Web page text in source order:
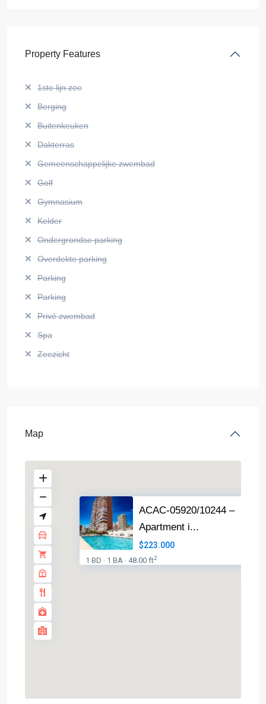
Property Features
1ste lijn zee
Berging
Buitenkeuken
Dakterras
Gemeenschappelijke zwembad
Golf
Gymnasium
Kelder
Ondergrondse parking
Overdekte parking
Parking
Parking
Privé zwembad
Spa
Zeezicht
Map
ACAC-05920/10244 –
Apartment i...
$223.000
1 BD · 1 BA · 48.00 ft2